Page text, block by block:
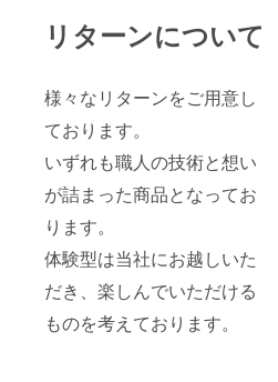
リターンについて
様々なリターンをご用意し
ております。
いずれも職人の技術と想い
が詰まった商品となってお
ります。
体験型は当社にお越しいた
だき、楽しんでいただける
ものを考えております。